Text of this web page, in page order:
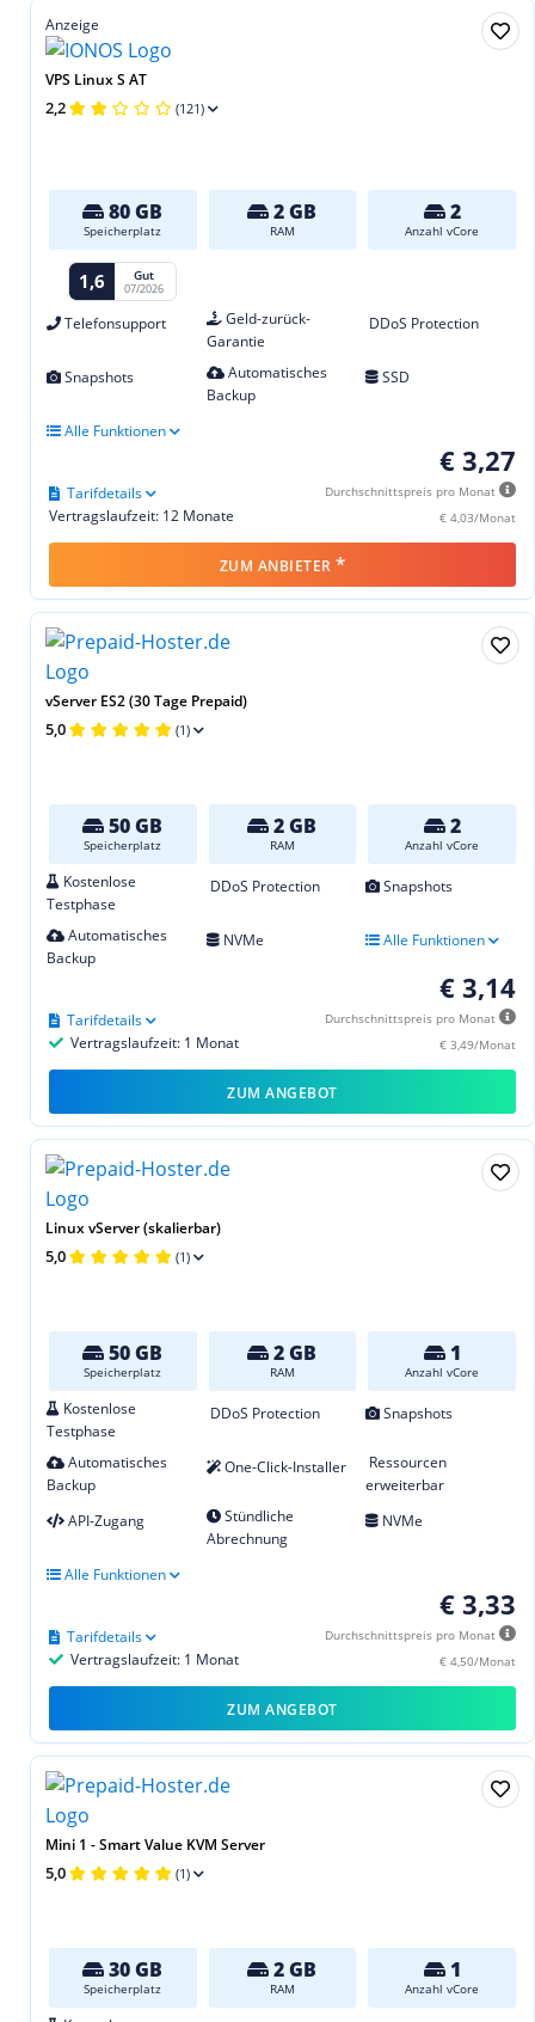
Anzeige
VPS Linux S AT
2,2 (121)
80 GB
Speicherplatz
2 GB
RAM
2
Anzahl vCore
1,6 Gut
07/2026
Telefonsupport
Geld-zurück-
Garantie
DDoS Protection
Snapshots
Automatisches
Backup
SSD
Alle Funktionen
€ 3,27
Durchschnittspreis pro Monat
€ 4,03/Monat
Vertragslaufzeit: 12 Monate
Tarifdetails
ZUM ANBIETER *
vServer ES2 (30 Tage Prepaid)
5,0 (1)
50 GB
Speicherplatz
2 GB
RAM
2
Anzahl vCore
Kostenlose
Testphase
DDoS Protection Snapshots
Automatisches
Backup
NVMe Alle Funktionen
€ 3,14
Durchschnittspreis pro Monat
€ 3,49/Monat
Vertragslaufzeit: 1 Monat
Tarifdetails
ZUM ANGEBOT
Linux vServer (skalierbar)
5,0 (1)
50 GB
Speicherplatz
2 GB
RAM
1
Anzahl vCore
Kostenlose
Testphase
DDoS Protection Snapshots
Automatisches
Backup
One-Click-Installer
Ressourcen
erweiterbar
API-Zugang
Stündliche
Abrechnung
NVMe
Alle Funktionen
€ 3,33
Durchschnittspreis pro Monat
€ 4,50/Monat
Vertragslaufzeit: 1 Monat
Tarifdetails
ZUM ANGEBOT
Mini 1 - Smart Value KVM Server
5,0 (1)
30 GB
Speicherplatz
2 GB
RAM
1
Anzahl vCore